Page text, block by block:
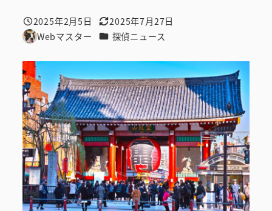
投稿日
2025年2月5日
更新日
2025年7月27日
著
Webマスター カテゴリー
探偵ニュース